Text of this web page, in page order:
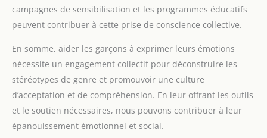
campagnes de sensibilisation et les programmes éducatifs
peuvent contribuer à cette prise de conscience collective.
En somme, aider les garçons à exprimer leurs émotions
nécessite un engagement collectif pour déconstruire les
stéréotypes de genre et promouvoir une culture
d’acceptation et de compréhension. En leur offrant les outils
et le soutien nécessaires, nous pouvons contribuer à leur
épanouissement émotionnel et social.